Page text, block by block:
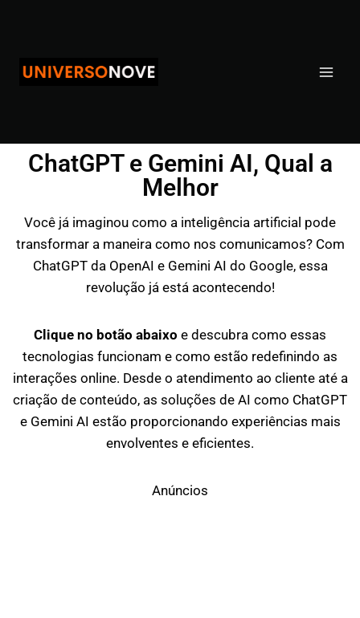
ChatGPT e Gemini AI, Qual a
Melhor
Você já imaginou como a inteligência artificial pode
transformar a maneira como nos comunicamos? Com
ChatGPT da OpenAI e Gemini AI do Google, essa
revolução já está acontecendo!
Clique no botão abaixo e descubra como essas
tecnologias funcionam e como estão redefinindo as
interações online. Desde o atendimento ao cliente até a
criação de conteúdo, as soluções de AI como ChatGPT
e Gemini AI estão proporcionando experiências mais
envolventes e eficientes.
Anúncios